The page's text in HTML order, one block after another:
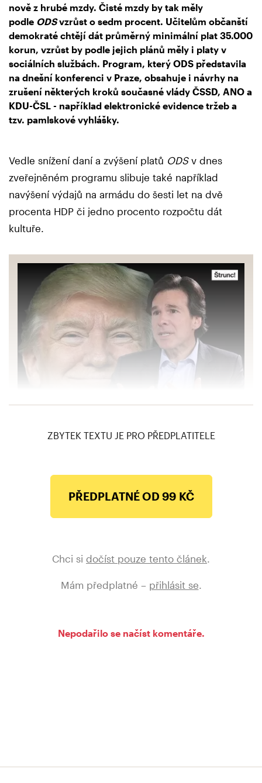
nově z hrubé mzdy. Čisté mzdy by tak měly
podle ODSvzrůst o sedm procent. Učitelům občanští
demokraté chtějí dát průměrný minimální plat 35.000
korun, vzrůst by podle jejich plánů měly i platy v
sociálních službách. Program, který ODS představila
na dnešní konferenci v Praze, obsahuje i návrhy na
zrušení některých kroků současné vlády ČSSD, ANO a
KDU-ČSL - například elektronické evidence tržeb a
tzv. pamlskové vyhlášky.
Vedle snížení daní a zvýšení platů ODSv dnes
zveřejněném programu slibuje také například
navýšení výdajů na armádu do šesti let na dvě
procenta HDP či jedno procento rozpočtu dát
kultuře.
Schapiro: V Bílém domě za Trumpa vládne
ZBYTEK TEXTU JE PRO PŘEDPLATITELE
PŘEDPLATNÉ OD 99 KČ
Chci si dočíst pouze tento článek
Mám předplatné – přihlásit se
Nepodařilo se načíst komentáře.